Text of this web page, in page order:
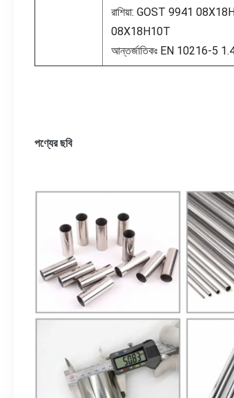
রাশিয়া: GOST 9941
08X18H10T
আন্তর্জাতিকঃ EN 10216-5
পণ্যের ছবি